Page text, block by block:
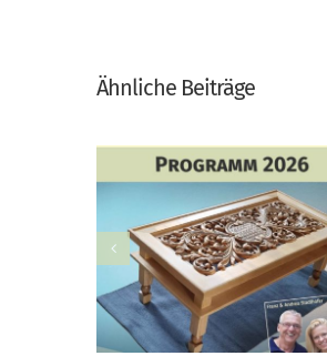
Ähnliche Beiträge
Das neue
Kursprogramm
2026 ist da!